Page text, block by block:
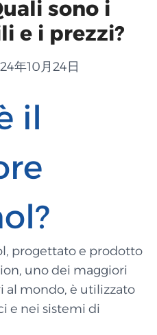
sono i
e i prezzi?
年10月24日
il
progettato e prodotto
uno dei maggiori
mondo, è utilizzato
e nei sistemi di